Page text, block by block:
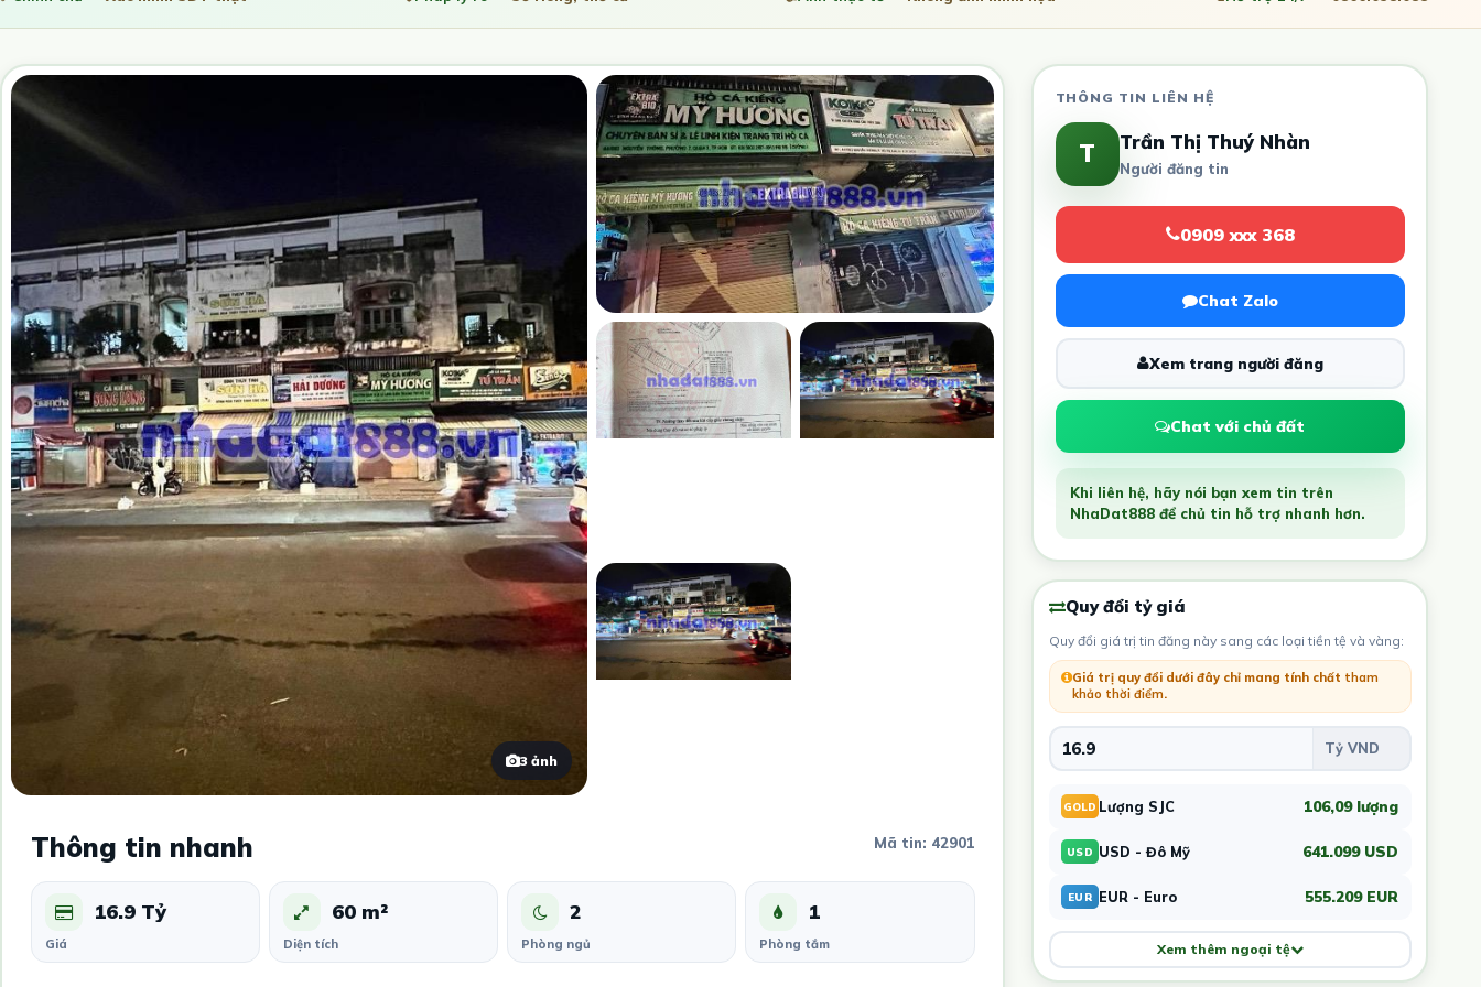
3 ảnh
Thông tin nhanh Mã tin: 42901
16.9 Tỷ
Giá
60 m²
Diện tích
2
Phòng ngủ
1
Phòng tắm
THÔNG TIN LIÊN HỆ
T Trần Thị Thuý Nhàn
Người đăng tin
0909 xxx 368
Chat Zalo
Xem trang người đăng
Chat với chủ đất
Khi liên hệ, hãy nói bạn xem tin trên
NhaDat888 để chủ tin hỗ trợ nhanh hơn.
Quy đổi tỷ giá
Quy đổi giá trị tin đăng này sang các loại tiền tệ và vàng:
Giá trị quy đổi dưới đây chỉ mang tính chất tham
khảo thời điểm.
GOLD Lượng SJC 106,09 lượng
USD USD - Đô Mỹ 641.099 USD
EUR EUR - Euro 555.209 EUR
Xem thêm ngoại tệ